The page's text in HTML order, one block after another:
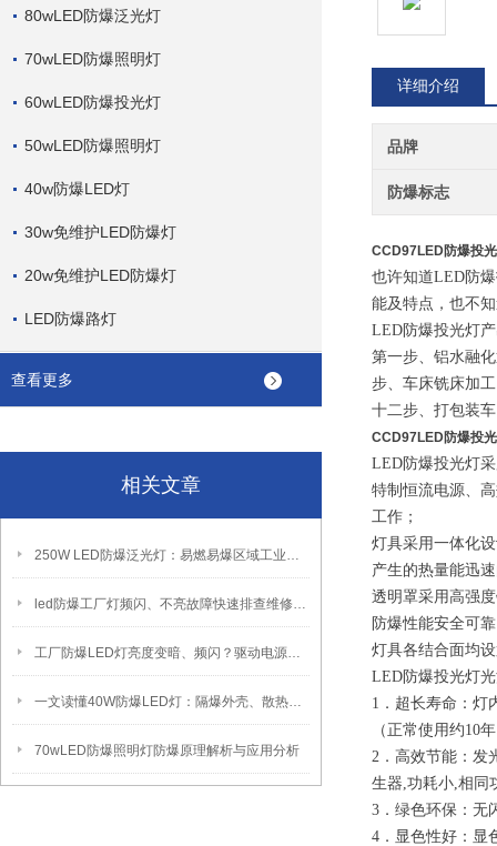
80wLED防爆泛光灯
70wLED防爆照明灯
60wLED防爆投光灯
50wLED防爆照明灯
40w防爆LED灯
30w免维护LED防爆灯
20w免维护LED防爆灯
LED防爆路灯
查看更多
相关文章
250W LED防爆泛光灯：易燃易爆区域工业固定照明装置
led防爆工厂灯频闪、不亮故障快速排查维修方法
工厂防爆LED灯亮度变暗、频闪？驱动电源故障检修方法
一文读懂40W防爆LED灯：隔爆外壳、散热、防爆认证原理
70wLED防爆照明灯防爆原理解析与应用分析
详细介绍
品牌
防爆标志
CCD97LED防爆投
也许知道LED防
能及特点，也不
LED防爆投光灯
第一步、铝水融
步、车床铣床加
十二步、打包装
CCD97LED防爆投
LED防爆投光灯
特制恒流电源、
工作；
灯具采用一体化
产生的热量能迅
透明罩采用高强
防爆性能安全可
灯具各结合面均
LED防爆投光灯
1．超长寿命：灯
（正常使用约10
2．高效节能：发
生器,功耗小,相同
3．绿色环保：无
4．显色性好：显